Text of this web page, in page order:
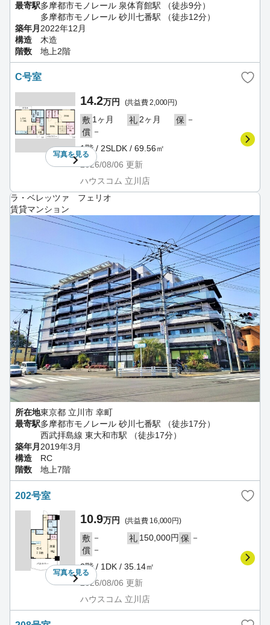
最寄駅多摩都市モノレール 泉体育館駅 （徒歩9分）
多摩都市モノレール 砂川七番駅 （徒歩12分）
築年月2022年12月
構造
木造
階数
地上2階
C号室
写真を見る
14.2万円 (共益費 2,000円)
敷 1ヶ月 礼 2ヶ月 保 －
償 －
1階 / 2SLDK / 69.56㎡
2026/08/06 更新
ハウスコム 立川店
ラ・ベレッツァ フェリオ
賃貸マンション
所在地東京都 立川市 幸町
最寄駅多摩都市モノレール 砂川七番駅 （徒歩17分）
西武拝島線 東大和市駅 （徒歩17分）
築年月 2019年3月
構造
RC
階数
地上7階
202号室
写真を見る
10.9万円 (共益費 16,000円)
敷 － 礼 150,000円 保 －
償 －
2階 / 1DK / 35.14㎡
2026/08/06 更新
ハウスコム 立川店